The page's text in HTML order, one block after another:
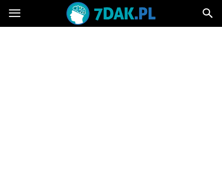
7dak.pl